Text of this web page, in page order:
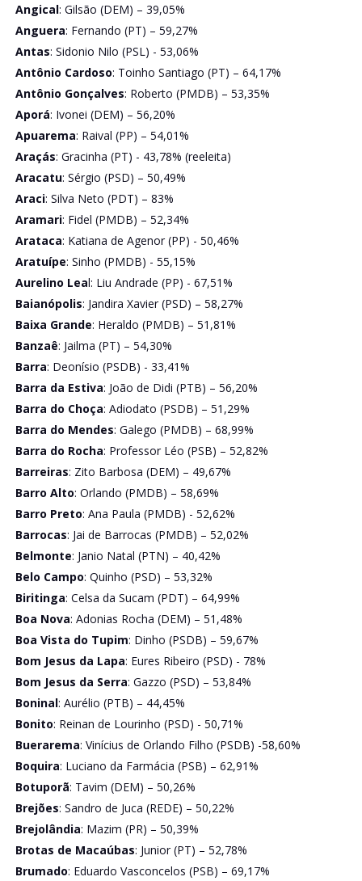
Angical: Gilsão (DEM) – 39,05%
Anguera: Fernando (PT) – 59,27%
Antas: Sidonio Nilo (PSL) - 53,06%
Antônio Cardoso: Toinho Santiago (PT) – 64,17%
Antônio Gonçalves: Roberto (PMDB) – 53,35%
Aporá: Ivonei (DEM) – 56,20%
Apuarema: Raival (PP) – 54,01%
Araçás: Gracinha (PT) - 43,78% (reeleita)
Aracatu: Sérgio (PSD) – 50,49%
Araci: Silva Neto (PDT) – 83%
Aramari: Fidel (PMDB) – 52,34%
Arataca: Katiana de Agenor (PP) - 50,46%
Aratuípe: Sinho (PMDB) - 55,15%
Aurelino Leal: Liu Andrade (PP) - 67,51%
Baianópolis: Jandira Xavier (PSD) – 58,27%
Baixa Grande: Heraldo (PMDB) – 51,81%
Banzaê: Jailma (PT) – 54,30%
Barra: Deonísio (PSDB) - 33,41%
Barra da Estiva: João de Didi (PTB) – 56,20%
Barra do Choça: Adiodato (PSDB) – 51,29%
Barra do Mendes: Galego (PMDB) – 68,99%
Barra do Rocha: Professor Léo (PSB) – 52,82%
Barreiras: Zito Barbosa (DEM) – 49,67%
Barro Alto: Orlando (PMDB) – 58,69%
Barro Preto: Ana Paula (PMDB) - 52,62%
Barrocas: Jai de Barrocas (PMDB) – 52,02%
Belmonte: Janio Natal (PTN) – 40,42%
Belo Campo: Quinho (PSD) – 53,32%
Biritinga: Celsa da Sucam (PDT) – 64,99%
Boa Nova: Adonias Rocha (DEM) – 51,48%
Boa Vista do Tupim: Dinho (PSDB) – 59,67%
Bom Jesus da Lapa: Eures Ribeiro (PSD) - 78%
Bom Jesus da Serra: Gazzo (PSD) – 53,84%
Boninal: Aurélio (PTB) – 44,45%
Bonito: Reinan de Lourinho (PSD) - 50,71%
Buerarema: Vinícius de Orlando Filho (PSDB) -58,60%
Boquira: Luciano da Farmácia (PSB) – 62,91%
Botuporã: Tavim (DEM) – 50,26%
Brejões: Sandro de Juca (REDE) – 50,22%
Brejolândia: Mazim (PR) – 50,39%
Brotas de Macaúbas: Junior (PT) – 52,78%
Brumado: Eduardo Vasconcelos (PSB) – 69,17%